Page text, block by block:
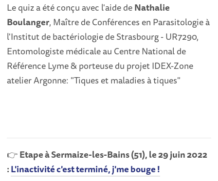
Le quiz a été conçu avec l'aide deNathalie
Boulanger, Maître de Conférences en Parasitologie à
l'Institut de bactériologie de Strasbourg - UR7290,
Entomologiste médicale au Centre National de
Référence Lyme & porteuse du projet IDEX-Zone
atelier Argonne: "Tiques et maladies à tiques"
👉Etape à Sermaize-les-Bains (51), le 29 juin 2022
:L'inactivité c'est terminé, j'me bouge !